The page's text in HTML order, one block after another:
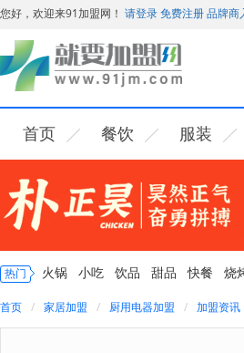
您好，欢迎来91加盟网！ 请登录免费注册品牌商
首页 餐饮 服装
热门 火锅 小吃 饮品 甜品 快餐 烧
首页 家居加盟 厨用电器加盟 加盟资讯